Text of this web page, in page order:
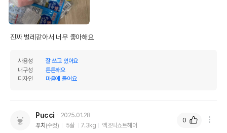
진짜 벌레같아서 너무 좋아해요
사용성
잘 쓰고 있어요
내구성
튼튼해요
디자인
마음에 들어요
Pucci
2025.01.28
푸치 (수컷) 5살 7.3kg 엑조틱쇼트헤어
0